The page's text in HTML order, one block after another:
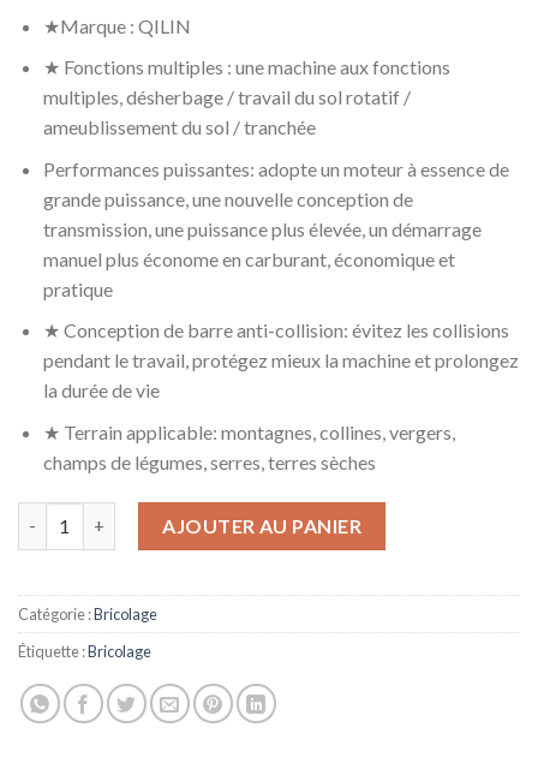
★Marque : QILIN
★ Fonctions multiples : une machine aux fonctions
multiples, désherbage / travail du sol rotatif /
ameublissement du sol / tranchée
Performances puissantes: adopte un moteur à essence de
grande puissance, une nouvelle conception de
transmission, une puissance plus élevée, un démarrage
manuel plus économe en carburant, économique et
pratique
★ Conception de barre anti-collision: évitez les collisions
pendant le travail, protégez mieux la machine et prolongez
la durée de vie
★ Terrain applicable: montagnes, collines, vergers,
champs de légumes, serres, terres sèches
AJOUTER AU PANIER
Catégorie :Bricolage
Étiquette :Bricolage